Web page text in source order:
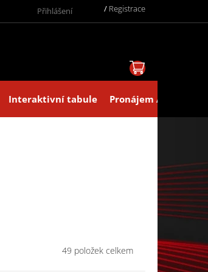
Přihlášení / Registrace
Interaktivní tabule Pronájem AV
49 položek celkem